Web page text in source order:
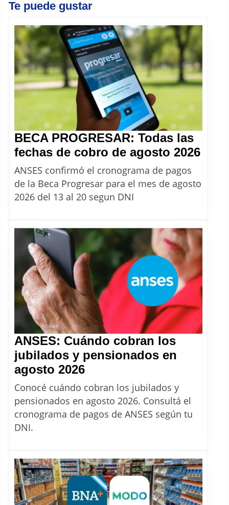
Te puede gustar
BECA PROGRESAR: Todas las
fechas de cobro de agosto 2026
de
2026
ANSES confirmó el cronograma de pagos
de la Beca Progresar para el mes de agosto
2026 del 13 al 20 segun DNI
ANSES: Cuándo cobran los
jubilados y pensionados en
agosto 2026ANSES:
Cuándo
cobran
los
en
agosto
2026
Conocé cuándo cobran los jubilados y
pensionados en agosto 2026. Consultá el
cronograma de pagos de ANSES según tu
DNI.